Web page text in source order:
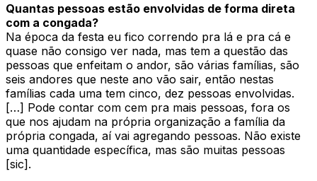
Quantas pessoas estão envolvidas de forma direta
com a congada?
Na época da festa eu fico correndo pra lá e pra cá e
quase não consigo ver nada, mas tem a questão das
pessoas que enfeitam o andor, são várias famílias, são
seis andores que neste ano vão sair, então nestas
famílias cada uma tem cinco, dez pessoas envolvidas.
[…] Pode contar com cem pra mais pessoas, fora os
que nos ajudam na própria organização a família da
própria congada, aí vai agregando pessoas. Não existe
uma quantidade específica, mas são muitas pessoas
[sic].